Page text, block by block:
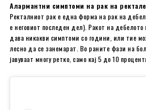
Алармантни симптоми на рак на
Ректалниот рак е една форма на рак на
е неговиот последен дел). Ракот на
дава никакви симптоми со години, или тие
лесно да се занемарат. Во раните фази на
јавуваат многу ретко, само кај 5 до 10